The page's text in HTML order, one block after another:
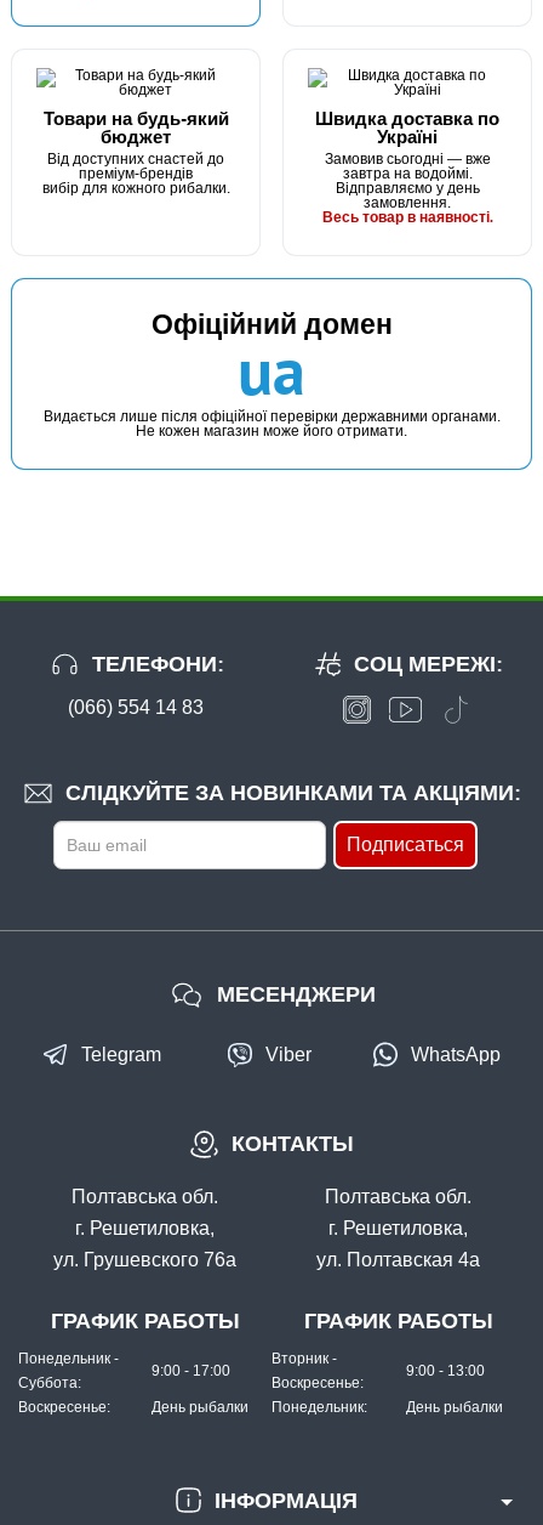
Товари на будь-який
бюджет
Від доступних снастей до
преміум-брендів
вибір для кожного рибалки.
Швидка доставка по
Україні
Замовив сьогодні — вже
завтра на водоймі.
Відправляємо у день
замовлення.
Весь товар в наявності.
Офіційний домен
ua
Видається лише після офіційної перевірки державними органами.
Не кожен магазин може його отримати.
ТЕЛЕФОНИ:
(066) 554 14 83
СЛІДКУЙТЕ ЗА НОВИНКАМИ ТА АКЦІЯМИ:
Подписаться
СОЦ МЕРЕЖІ:
ІНФОРМАЦІЯ
КОНТАКТЫ
Полтавська обл.
г. Решетиловка,
ул. Грушевского 76а
ГРАФИК РАБОТЫ
Понедельник -
Суббота:
9:00 - 17:00
Воскресенье: День рыбалки
Полтавська обл.
г. Решетиловка,
ул. Полтавская 4а
ГРАФИК РАБОТЫ
Вторник -
Воскресенье:
9:00 - 13:00
Понедельник: День рыбалки
МЕСЕНДЖЕРИ
Telegram Viber WhatsApp